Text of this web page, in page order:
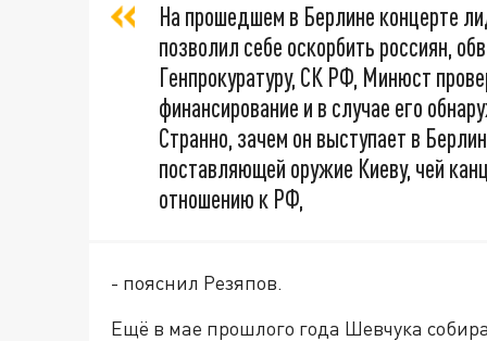
На прошедшем в Берлине концерте
позволил себе оскорбить россиян,
Генпрокуратуру, СК РФ, Минюст
финансирование и в случае его
Странно, зачем он выступает в
поставляющей оружие Киеву, чей
отношению к РФ,
- пояснил Резяпов.
Ещё в мае прошлого года Шевчука